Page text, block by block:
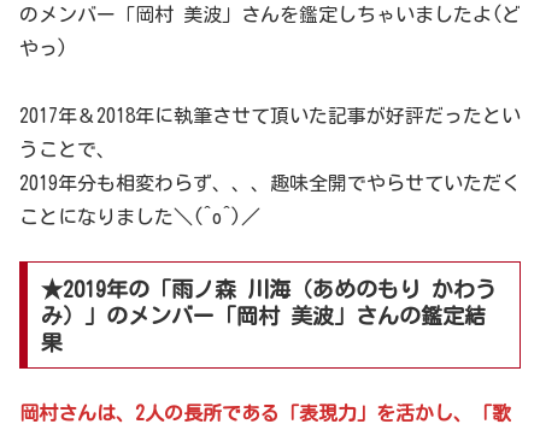
のメンバー「岡村 美波」さんを鑑定しちゃいましたよ(ど
やっ)
2017年＆2018年に執筆させて頂いた記事が好評だったとい
うことで、
2019年分も相変わらず、、、趣味全開でやらせていただく
ことになりました＼(^o^)／
★2019年の「雨ノ森 川海（あめのもり かわう
み）」のメンバー「岡村 美波」さんの鑑定結
果
岡村さんは、2人の長所である「表現力」を活かし、「歌